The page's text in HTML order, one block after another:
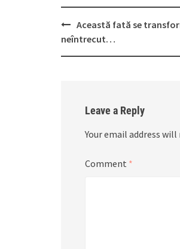
Post
navigation
Această fată se
neîntrecut…
Leave a Reply
Your email address
Comment *